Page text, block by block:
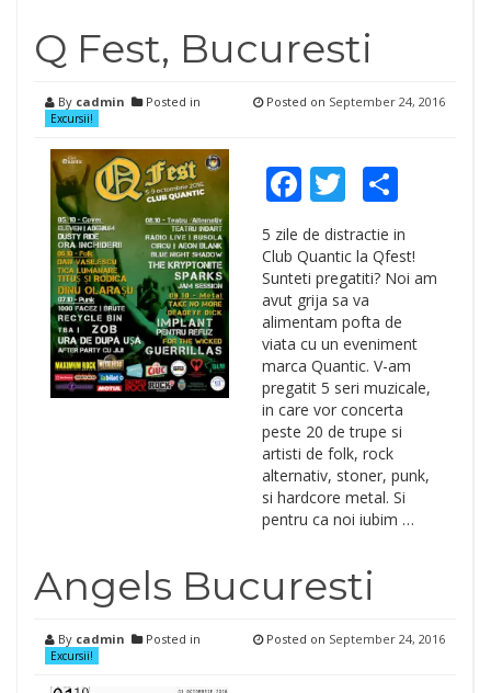
Q Fest, Bucuresti
By cadmin Posted in
Excursii!
Posted on September 24, 2016
Facebook
TwitterShare
5 zile de distractie in
Club Quantic la Qfest!
Sunteti pregatiti? Noi am
avut grija sa va
alimentam pofta de
viata cu un eveniment
marca Quantic. V-am
pregatit 5 seri muzicale,
in care vor concerta
peste 20 de trupe si
artisti de folk, rock
alternativ, stoner, punk,
si hardcore metal. Si
pentru ca noi iubim …
Angels Bucuresti
By cadmin Posted in
Excursii!
Posted on September 24, 2016